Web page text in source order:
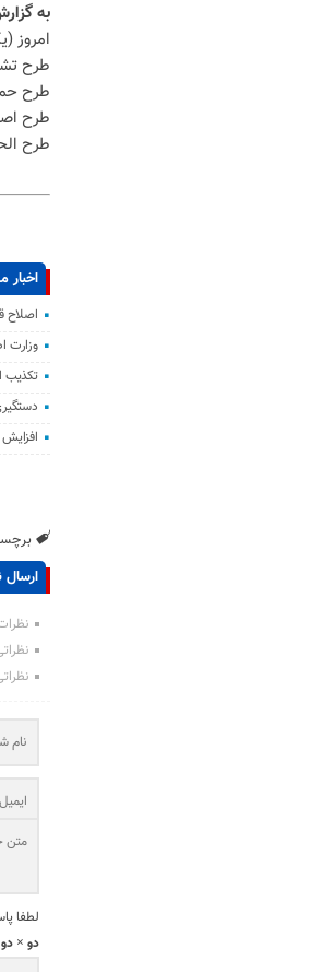
به
امروز (یکشنبه) مجلس
طرح
طرح
طرح اصلاح ماده ۱۶۶
طرح
اخبار
اصلاح
وزارت اطلاعات: ۲۱ مزدور
تکذیب
دستگیری ۸ نفر از اشرار مسلح شاخص و مرتبطین
افزایش 2 درجه‌ای دما در برخی مناطق/ هوای معتدل در نوار شمالی ایران
لطفا
دو ×